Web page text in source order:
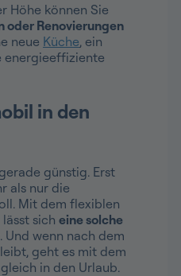
Höhe können Sie
oder Renovierungen
neue Küche, ein
energieeffiziente
in den
günstig. Erst
als nur die
Mit dem flexiblen
sich eine solche
. Und wenn nach dem
geht es mit dem
in den Urlaub.